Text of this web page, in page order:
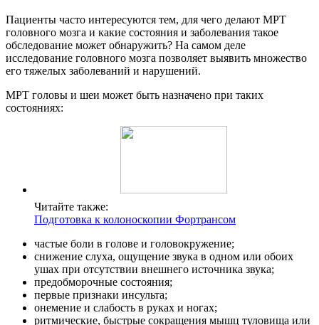
Пациенты часто интересуются тем, для чего делают МРТ
головного мозга и какие состояния и заболевания такое
обследование может обнаружить? На самом деле
исследование головного мозга позволяет выявить множество
его тяжелых заболеваний и нарушений.
МРТ головы и шеи может быть назначено при таких
состояниях:
Читайте также:
Подготовка к колоноскопии Фортрансом
частые боли в голове и головокружение;
снижение слуха, ощущение звука в одном или обоих
ушах при отсутствии внешнего источника звука;
предобморочные состояния;
первые признаки инсульта;
онемение и слабость в руках и ногах;
ритмические, быстрые сокращения мышц туловища или